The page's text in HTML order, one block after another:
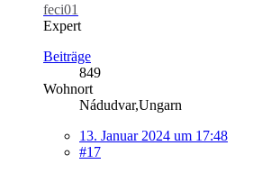
feci01
Expert
Beiträge
849
Wohnort
Nádudvar,Ungarn
13. Januar 2024 um 17:48
#17